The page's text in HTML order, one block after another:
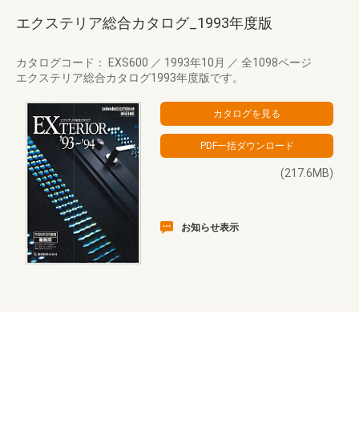
エクステリア総合カタログ_1993年度版
カタログコード： EXS600 ／ 1993年10月 ／ 全1098ページ
エクステリア総合カタログ1993年度版です。
(217.6MB)
お知らせ表示